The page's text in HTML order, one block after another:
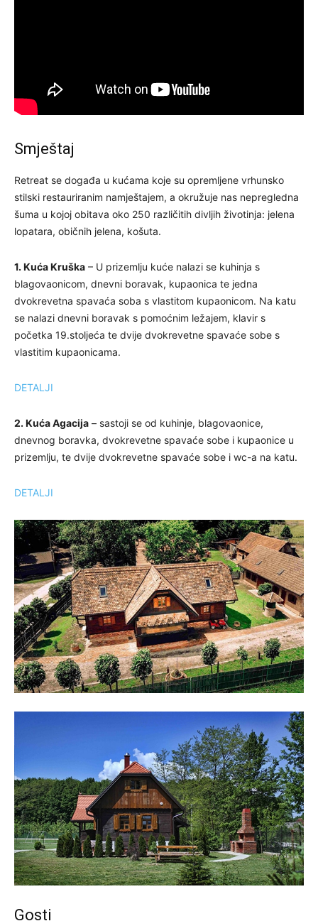
Smještaj
Retreat se događa u kućama koje su opremljene vrhunsko
stilski restauriranim namještajem, a okružuje nas nepregledna
šuma u kojoj obitava oko 250 različitih divljih životinja: jelena
lopatara, običnih jelena, košuta.
1. Kuća Kruška – U prizemlju kuće nalazi se kuhinja s
blagovaonicom, dnevni boravak, kupaonica te jedna
dvokrevetna spavaća soba s vlastitom kupaonicom. Na katu
se nalazi dnevni boravak s pomoćnim ležajem, klavir s
početka 19.stoljeća te dvije dvokrevetne spavaće sobe s
vlastitim kupaonicama.
DETALJI
2. Kuća Agacija – sastoji se od kuhinje, blagovaonice,
dnevnog boravka, dvokrevetne spavaće sobe i kupaonice u
prizemlju, te dvije dvokrevetne spavaće sobe i wc-a na katu.
DETALJI
Gosti